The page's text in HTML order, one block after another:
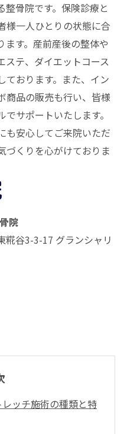
整骨院です。保険診療と
様一人ひとりの状態に合
ます。産前産後の整体や
ステ、ダイエットコース
ております。また、イン
商品の販売も行い、皆様
サポートいたします。
も安心してご来院いただ
づくりを心がけておりま
院
糀谷3-3-17 グランシャリ
ッチ施術の種類と特